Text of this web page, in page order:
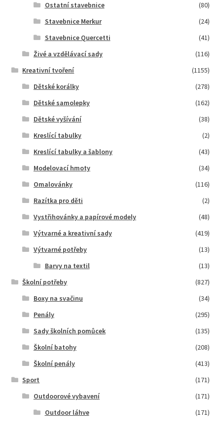
Ostatní stavebnice
(80)
Stavebnice Merkur
(24)
Stavebnice Quercetti
(41)
Živé a vzdělávací sady
(116)
Kreativní tvoření
(1155)
Dětské korálky
(278)
Dětské samolepky
(162)
Dětské vyšívání
(38)
Kreslící tabulky
(2)
Kreslící tabulky a šablony
(43)
Modelovací hmoty
(34)
Omalovánky
(116)
Razítka pro děti
(2)
Vystřihovánky a papírové modely
(48)
Výtvarné a kreativní sady
(419)
Výtvarné potřeby
(13)
Barvy na textil
(13)
Školní potřeby
(827)
Boxy na svačinu
(34)
Penály
(295)
Sady školních pomůcek
(135)
Školní batohy
(208)
Školní penály
(413)
Sport
(171)
Outdoorové vybavení
(171)
Outdoor láhve
(171)